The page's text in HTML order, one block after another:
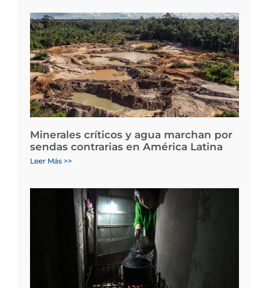
Minerales críticos y agua marchan por
sendas contrarias en América Latina
Leer Más >>